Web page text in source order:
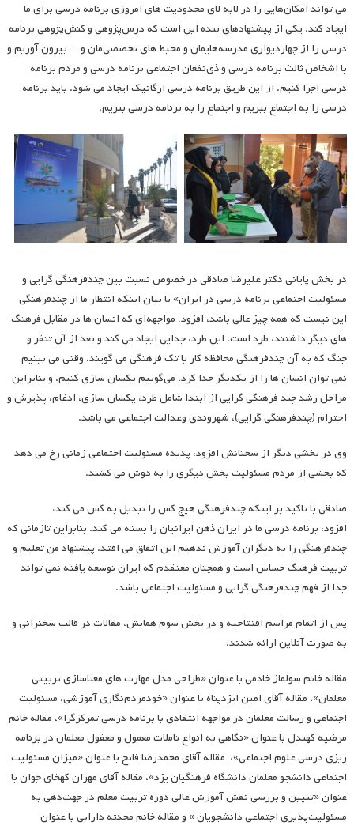
می تواند امکان‌هایی را در لابه لای محدودیت های امروزی برنامه درسی برای ما
ایجاد کند. یکی از پیشنهادهای بنده این است که درس‌پژوهی و کنش‌پژوهی برنامه
درسی را از چهاردیواری مدرسه‌هایمان و محیط های تخصصی‌مان و… بیرون آوریم و
با اشخاص ثالث برنامه درسی و ذی‌نفعان اجتماعی برنامه درسی و مردم برنامه
درسی اجرا کنیم. از این طریق برنامه درسی ارگانیک ایجاد می شود. باید برنامه
درسی را به اجتماع ببریم و اجتماع را به برنامه درسی ببریم.
در بخش پایانی دکتر علیرضا صادقی در خصوص نسبت بین چندفرهنگی گرایی و
مسئولیت اجتماعی برنامه درسی در ایران» با بیان اینکه انتظار ما از چندفرهنگی
این نیست که همه چیز عالی باشد، افزود: مواجهه‌ای که انسان ها در مقابل فرهنگ
های دیگر داشتند، طرد است. این طرد، جدایی ایجاد می کند و بعد از آن تنفر و
جنگ که به آن چندفرهنگی محافظه کار یا تک فرهنگی می گویند. وقتی می بینیم
نمی توان انسان ها را از یکدیگر جدا کرد، می‌گوییم یکسان سازی کنیم. و بنابراین
مراحل رشد چند فرهنگی گرایی از ابتدا شامل طرد، یکسان سازی، ادغام، پذیرش و
احترام (چندفرهنگی گرایی)، شهروندی وعدالت اجتماعی می باشد.
وی در بخشی دیگر از سخنانش افزود: پدیده مسئولیت اجتماعی زمانی رخ می دهد
که بخشی از مردم مسئولیت بخش دیگری را به دوش می کشند.
صادقی با تاکید بر اینکه چندفرهنگی هیچ کس را تبدیل به کس می کند،
افزود: برنامه درسی ما در ایران ذهن ایرانیان را بسته می کند. بنابراین تازمانی که
چندفرهنگی را به دیگران آموزش ندهیم این اتفاق می افتد. پیشنهاد من تعلیم و
تربیت فرهنگ حساس است و همچنان معتقدم که ایران توسعه یافته نمی تواند
جدا از فهم چندفرهنگی گرایی و مسئولیت اجتماعی باشد.
پس از اتمام مراسم افتتاحیه و در بخش سوم همایش، مقالات در قالب سخنرانی و
به صورت آنلاین ارائه شدند.
مقاله خانم سولماز خادمی با عنوان «طراحی مدل مهارت های معناسازی تربیتی
معلمان»، مقاله آقای امین ایزدپناه با عنوان «خودمردم‌نگاری آموزشی، مسئولیت
اجتماعی و رسالت معلمان در مواجهه انتقادی با برنامه درسی تمرکزگرا»، مقاله خانم
مرضیه کهندل با عنوان «نگاهی به انواع تاملات معمول و مغفول معلمان در برنامه
ریزی درسی علوم اجتماعی»، مقاله آقای محمدرضا فاتح با عنوان «میزان مسئولیت
اجتماعی دانشجو معلمان دانشگاه فرهنگیان یزد»، مقاله آقای مهران کهخای جوان با
عنوان «تبیین و بررسی نقش آموزش عالی دوره تربیت معلم در جهت‌دهی به
مسئولیت‌پذیری اجتماعی دانشجویان » و مقاله خانم محدثه دارابی با عنوان